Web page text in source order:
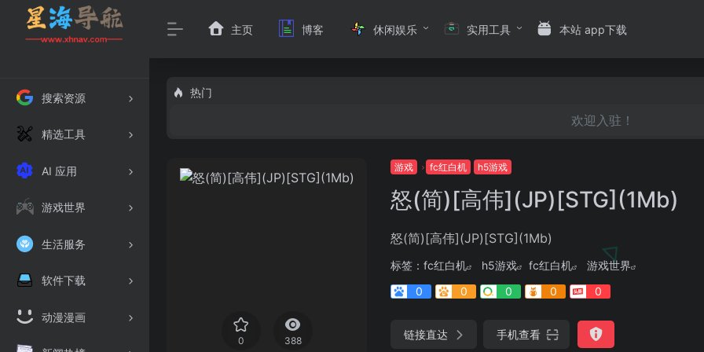
搜索资源
精选工具
AI 应用
游戏世界
生活服务
软件下载
动漫漫画
主页 博客 休闲娱乐 实用工具 本站 app下载
热门
欢迎入驻！
0 388
游戏 fc红白机 h5游戏
怒(简)[高伟](JP)[STG](1Mb)
怒(简)[高伟](JP)[STG](1Mb)
标签： fc红白机 h5游戏 fc红白机
游戏世界
0
0 0 0 0
链接直达 手机查看